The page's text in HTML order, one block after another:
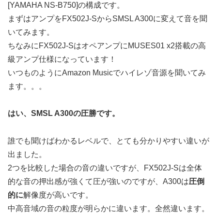
[YAMAHA NS-B750]の構成です。
まずはアンプをFX502J-SからSMSL A300に変えて音を聞
いてみます。
ちなみにFX502J-SはオペアンプにMUSES01 x2搭載の高
級アンプ仕様になっています！
いつものようにAmazon Musicでハイレゾ音源を聞いてみ
ます。。。
はい、SMSL A300の圧勝です。
誰でも聞けばわかるレベルで、とても分かりやすい違いが
出ました。
2つを比較した場合の音の違いですが、FX502J-Sは全体
的な音の押出感が強くて圧が強いのですが、A300は圧倒
的に解像度が高いです。
中高音域の音の粒度が明らかに違います。全然違います。